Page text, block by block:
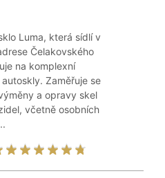
Luma, která sídlí v
Čelakovského
na komplexní
Zaměřuje se
a opravy skel
včetně osobních